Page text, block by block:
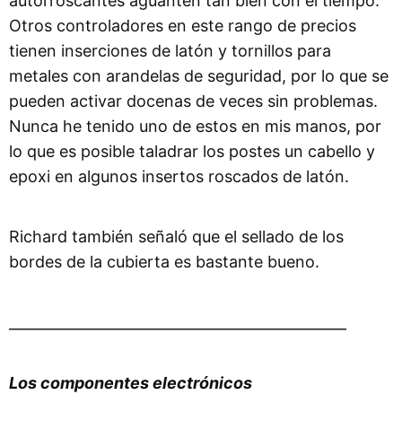
Otros controladores en este rango de precios
tienen inserciones de latón y tornillos para
metales con arandelas de seguridad, por lo que se
pueden activar docenas de veces sin problemas.
Nunca he tenido uno de estos en mis manos, por
lo que es posible taladrar los postes un cabello y
epoxi en algunos insertos roscados de latón.
Richard también señaló que el sellado de los
bordes de la cubierta es bastante bueno.
Los componentes electrónicos